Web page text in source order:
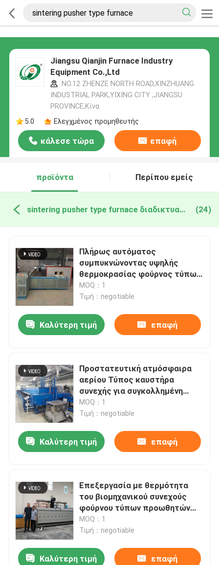
Jiangsu Qianjin Furnace Industry
Equipment Co.,Ltd
NO.12 ZHENZE NORTH ROAD,XINZHUANG
INDUSTRIAL PARK,YIXING CITY ,JIANGSU
PROVINCE,Κίνα
5.0
Ελεγχμένος προμηθευτής
κάλεσε τώρα επαφή
προϊόντα Περίπου εμείς
sintering pusher type furnace διαδικτυακή κατασκευή (24)
Πλήρως αυτόματος
συμπυκνώνοντας υψηλής
θερμοκρασίας φούρνος τύπων
προωθητών
MOQ：1
Τιμή：negotiable
Καλύτερη τιμή επαφή
Προστατευτική ατμόσφαιρα
αερίου Τύπος καυστήρα
συνεχής για συγκολλημένη
κεραμική
MOQ：1
Τιμή：negotiable
Καλύτερη τιμή επαφή
Επεξεργασία με θερμότητα
του βιομηχανικού συνεχούς
φούρνου τύπων προωθητών
για κεραμικό
MOQ：1
Τιμή：negotiable
Καλύτερη τιμή επαφή